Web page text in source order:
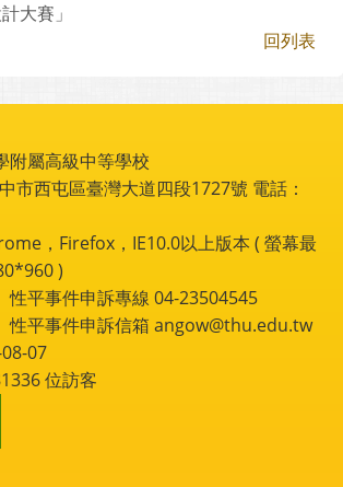
大賽」
回列表
附屬高級中等學校
市西屯區臺灣大道四段1727號 電話：
，Firefox，IE10.0以上版本 ( 螢幕最
)
性平事件申訴專線 04-23504545
性平事件申訴信箱 angow@thu.edu.tw
07
位訪客